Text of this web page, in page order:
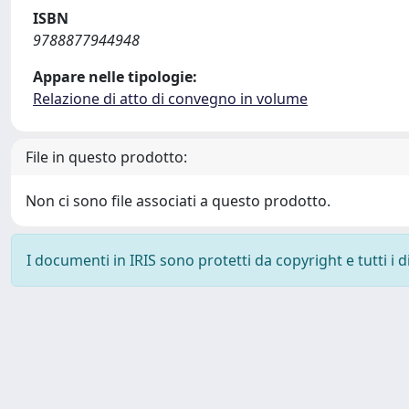
ISBN
9788877944948
Appare nelle tipologie:
Relazione di atto di convegno in volume
File in questo prodotto:
Non ci sono file associati a questo prodotto.
I documenti in IRIS sono protetti da copyright e tutti i